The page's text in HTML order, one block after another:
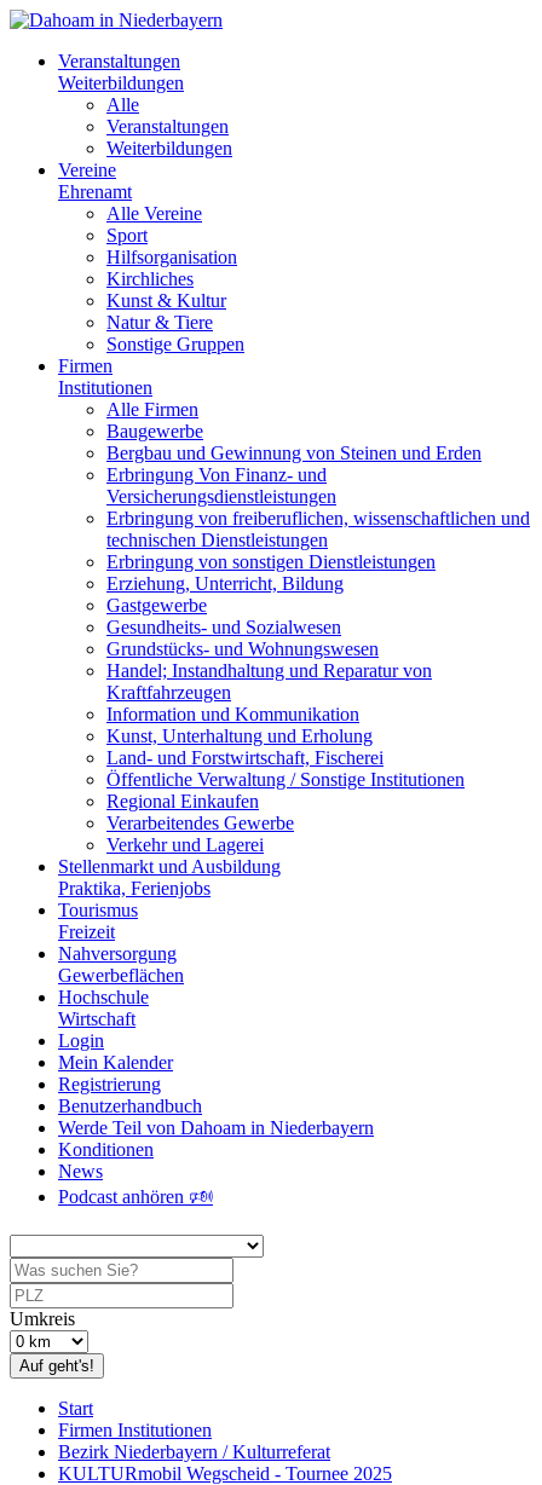
Veranstaltungen
Weiterbildungen
Alle
Veranstaltungen
Weiterbildungen
Vereine
Ehrenamt
Alle Vereine
Sport
Hilfsorganisation
Kirchliches
Kunst & Kultur
Natur & Tiere
Sonstige Gruppen
Firmen
Institutionen
Alle Firmen
Baugewerbe
Bergbau und Gewinnung von Steinen und Erden
Erbringung Von Finanz- und
Versicherungsdienstleistungen
Erbringung von freiberuflichen, wissenschaftlichen und
technischen Dienstleistungen
Erbringung von sonstigen Dienstleistungen
Erziehung, Unterricht, Bildung
Gastgewerbe
Gesundheits- und Sozialwesen
Grundstücks- und Wohnungswesen
Handel; Instandhaltung und Reparatur von
Kraftfahrzeugen
Information und Kommunikation
Kunst, Unterhaltung und Erholung
Land- und Forstwirtschaft, Fischerei
Öffentliche Verwaltung / Sonstige Institutionen
Regional Einkaufen
Verarbeitendes Gewerbe
Verkehr und Lagerei
Stellenmarkt und Ausbildung
Praktika, Ferienjobs
Tourismus
Freizeit
Nahversorgung
Gewerbeflächen
Hochschule
Wirtschaft
Login
Mein Kalender
Registrierung
Benutzerhandbuch
Werde Teil von Dahoam in Niederbayern
Konditionen
News
Podcast anhören 🕬
Umkreis
Auf geht's!
Start
Firmen Institutionen
Bezirk Niederbayern / Kulturreferat
KULTURmobil Wegscheid - Tournee 2025